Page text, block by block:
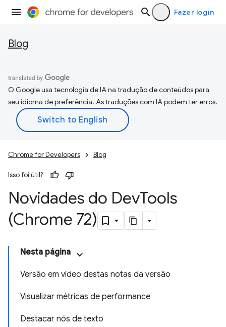
Fazer login
Blog
O Google usa tecnologia de IA na tradução de conteúdos para
seu idioma de preferência. As traduções com IA podem ter erros.
Chrome for Developers Blog
Isso foi útil?
Novidades do DevTools
(Chrome 72)
Nesta página
Versão em vídeo destas notas da versão
Visualizar métricas de performance
Destacar nós de texto